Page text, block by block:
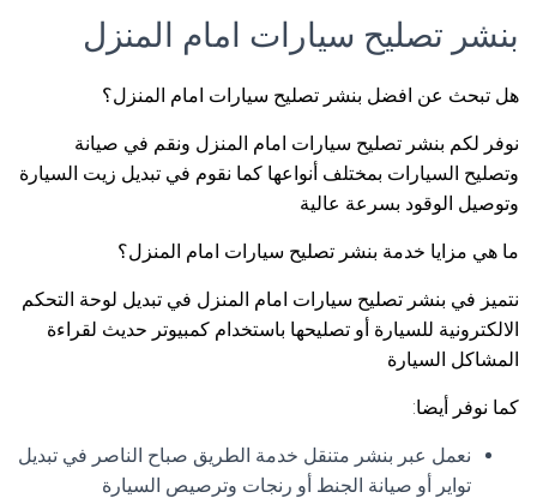
بنشر تصليح سيارات امام المنزل
هل تبحث عن افضل بنشر تصليح سيارات امام المنزل؟
نوفر لكم بنشر تصليح سيارات امام المنزل ونقم في صيانة
وتصليح السيارات بمختلف أنواعها كما نقوم في تبديل زيت السيارة
وتوصيل الوقود بسرعة عالية
ما هي مزايا خدمة بنشر تصليح سيارات امام المنزل؟
نتميز في بنشر تصليح سيارات امام المنزل في تبديل لوحة التحكم
الالكترونية للسيارة أو تصليحها باستخدام كمبيوتر حديث لقراءة
المشاكل السيارة
كما نوفر أيضا:
نعمل عبر بنشر متنقل خدمة الطريق صباح الناصر في تبديل
تواير أو صيانة الجنط أو رنجات وترصيص السيارة